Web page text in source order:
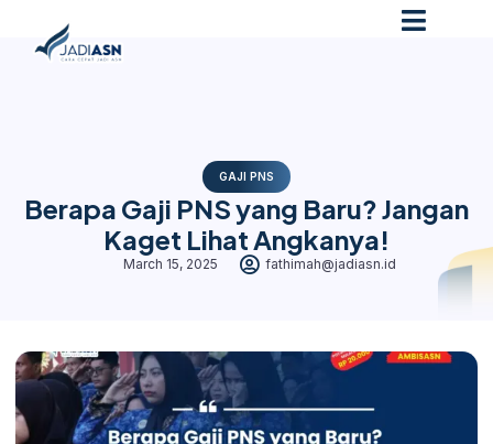
GAJI PNS
Berapa Gaji PNS yang Baru? Jangan
Kaget Lihat Angkanya!
March 15, 2025 fathimah@jadiasn.id